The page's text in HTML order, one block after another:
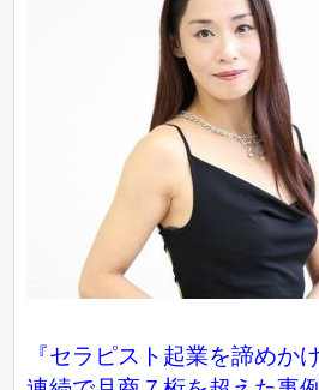
『セラピスト起業を諦めか